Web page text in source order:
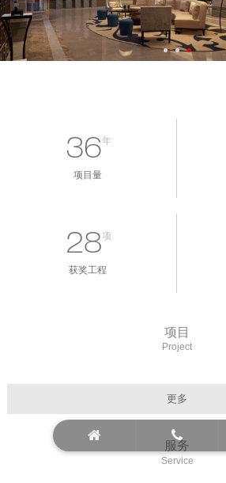
36年
项目量
28项
获奖工程
项目
Project
更多
服务
Service